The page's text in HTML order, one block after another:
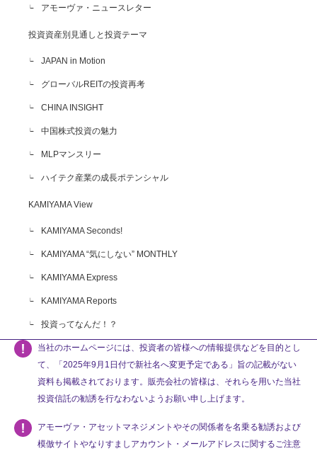
アモーヴァ・ニュースレター
投資資産別見通しと投資テーマ
JAPAN in Motion
グローバルREITの投資再考
CHINA INSIGHT
中国株式投資の魅力
MLPマンスリー
ハイテク産業の成長ポテンシャル
KAMIYAMA View
KAMIYAMA Seconds!
KAMIYAMA “気にしない” MONTHLY
KAMIYAMA Express
KAMIYAMA Reports
投資ってなんだ！？
当社のホームページには、投資者の皆様への情報提供などを目的とし
て、「2025年9月1日付で新社名へ変更予定である」旨の記載がない
資料も掲載されております。販売会社の皆様は、それらを用いた当社
投資信託の勧誘を行なわないようお願い申し上げます。
アモーヴァ・アセットマネジメントやその関係者を名乗る勧誘および
模倣サイトやなりすましアカウント・メールアドレスに関するご注意